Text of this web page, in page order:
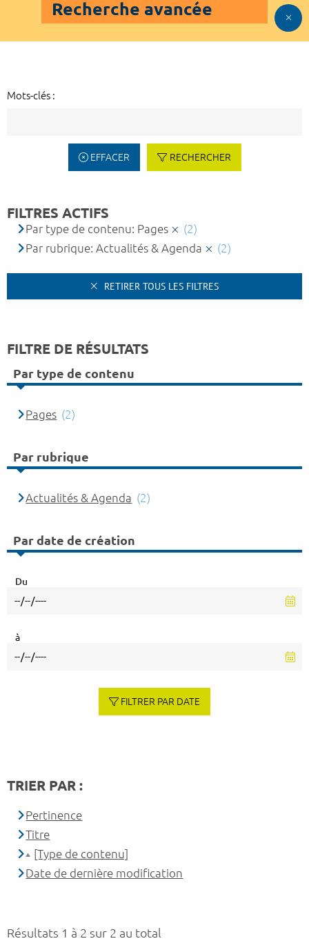
Recherche avancée
Mots-clés :
EFFACER RECHERCHER
Résultats 1 à 2 sur 2 au total
FILTRES ACTIFS
Par type de contenu: Pages
(2)
Par rubrique: Actualités & Agenda
(2)
RETIRER TOUS LES FILTRES
FILTRE DE RÉSULTATS
Par type de contenu
Pages (2)
Par rubrique
Actualités & Agenda (2)
Par date de création
Du
à
FILTRER PAR DATE
TRIER PAR :
Pertinence
Titre
[Type de contenu]
Date de dernière modification